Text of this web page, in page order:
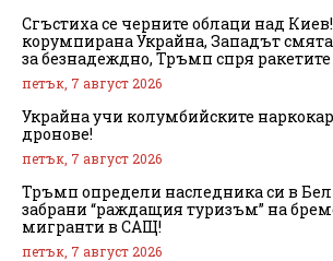
Сгъстиха се черните облаци над
корумпирана Украйна, Западът
за безнадеждно, Тръмп спря
петък, 7 август 2026
Украйна учи колумбийските
дронове!
петък, 7 август 2026
Тръмп определи наследника си в
забрани “раждащия туризъм” на
мигранти в САЩ!
петък, 7 август 2026